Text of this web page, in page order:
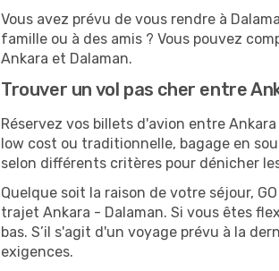
Vous avez prévu de vous rendre à
famille ou à des amis ? Vous pouvez
Ankara et Dalaman.
Trouver un vol pas cher entre
Réservez vos billets d'avion entre
low cost ou traditionnelle, bagage en
selon différents critères pour dénicher
Quelque soit la raison de votre séjour,
trajet Ankara - Dalaman. Si vous êtes
bas. S’il s'agit d'un voyage prévu à la
exigences.